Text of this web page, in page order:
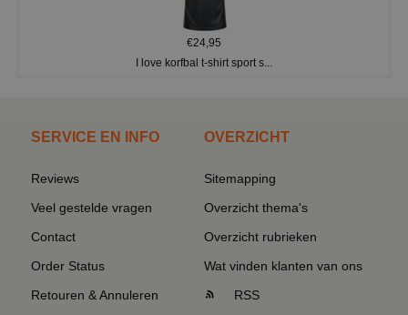
€24,95
I love korfbal t-shirt sport s...
SERVICE EN INFO
Reviews
Veel gestelde vragen
Contact
Order Status
Retouren & Annuleren
OVERZICHT
Sitemapping
Overzicht thema's
Overzicht rubrieken
Wat vinden klanten van ons
RSS